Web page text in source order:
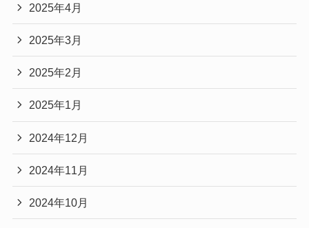
2025年4月
2025年3月
2025年2月
2025年1月
2024年12月
2024年11月
2024年10月